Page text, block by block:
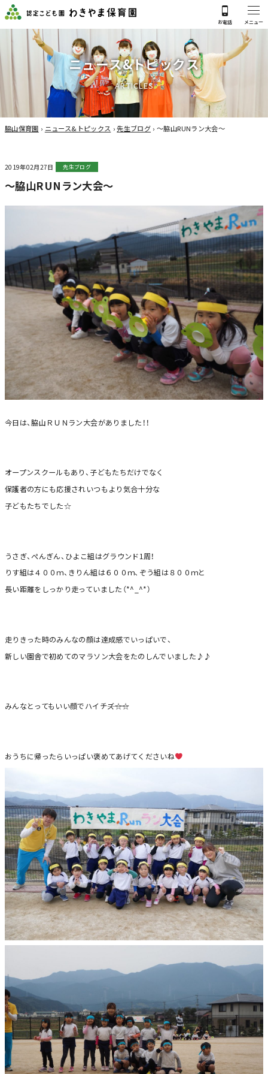
ニュース&トピックス
ARTICLES
脇山保育園 › ニュース&トピックス ›先生ブログ ›～脇山RUNラン大会～
2019年02月27日 先生ブログ
～脇山RUNラン大会～
今日は、脇山ＲＵＮラン大会がありました！！
オープンスクールもあり、子どもたちだけでなく
保護者の方にも応援されいつもより気合十分な
子どもたちでした☆
うさぎ、ぺんぎん、ひよこ組はグラウンド1周！
りす組は４００ｍ、きりん組は６００ｍ、ぞう組は８００ｍと
長い距離をしっかり走っていました（*^_^*）
走りきった時のみんなの顔は達成感でいっぱいで、
新しい園舎で初めてのマラソン大会をたのしんでいました♪♪
みんなとってもいい顔でハイチ―――ズ☆☆
おうちに帰ったらいっぱい褒めてあげてくださいね